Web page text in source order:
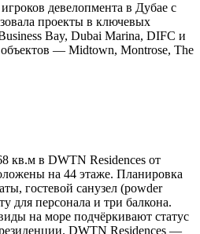
девелопмента в Дубае с
проекты в ключевых
Bay, Dubai Marina, DIFC и
— Midtown, Montrose, The
кв.м в DWTN Residences от
на 44 этаже. Планировка
гостевой санузел (powder
для персонала и три балкона.
на море подчёркивают статус
DWTN Residences —